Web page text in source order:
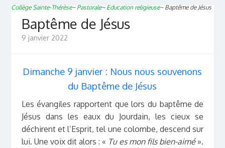
Collège Sainte-Thérèse~ Pastorale~ Education religieuse~ Baptême de Jésus
Baptême de Jésus
9 janvier 2022
Dimanche 9 janvier : Nous nous souvenons
du Baptême de Jésus
Les évangiles rapportent que lors du baptême de
Jésus dans les eaux du Jourdain, les cieux se
déchirent et l’Esprit, tel une colombe, descend sur
lui. Une voix dit alors : « Tu es mon fils bien-aimé».